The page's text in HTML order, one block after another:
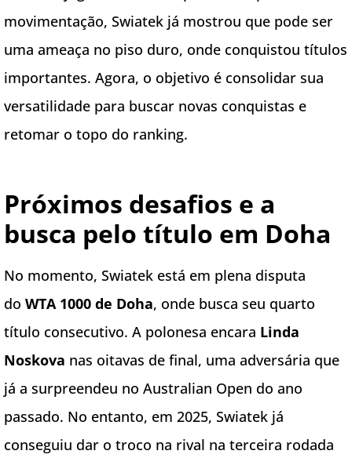
movimentação, Swiatek já mostrou que pode ser
uma ameaça no piso duro, onde conquistou títulos
importantes. Agora, o objetivo é consolidar sua
versatilidade para buscar novas conquistas e
retomar o topo do ranking.
Próximos desafios e a
busca pelo título em Doha
No momento, Swiatek está em plena disputa
do WTA 1000 de Doha, onde busca seu quarto
título consecutivo. A polonesa encara Linda
Noskova nas oitavas de final, uma adversária que
já a surpreendeu no Australian Open do ano
passado. No entanto, em 2025, Swiatek já
conseguiu dar o troco na rival na terceira rodada